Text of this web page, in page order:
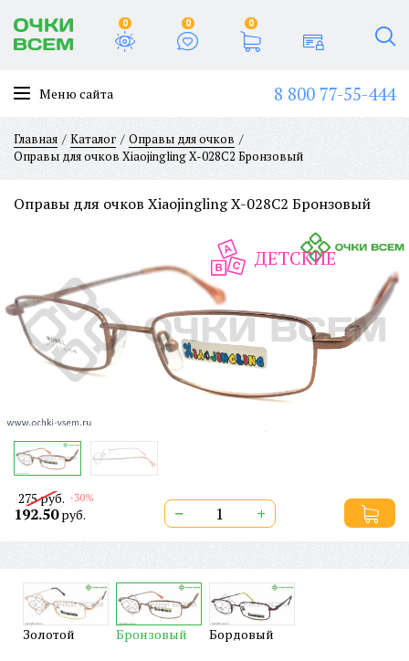
0 0 0
Меню сайта 8 800 77-55-444
Главная Каталог
Оправы для очков
Оправы для очков Xiaojingling X-028C2 Бронзовый
Оправы для очков Xiaojingling X-028C2 Бронзовый
ДЕТСКИЕ
275 руб. -30%
192.50руб. − +
Золотой Бронзовый Бордовый